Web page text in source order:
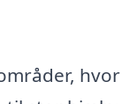
hvor